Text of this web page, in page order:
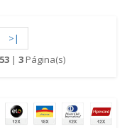
>|
53| 3Página(s)